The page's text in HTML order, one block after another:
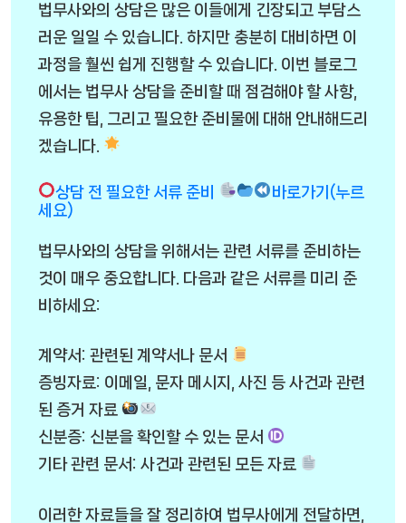
법무사와의 상담은 많은 이들에게 긴장되고 부담스
러운 일일 수 있습니다. 하지만 충분히 대비하면 이
과정을 훨씬 쉽게 진행할 수 있습니다. 이번 블로그
에서는 법무사 상담을 준비할 때 점검해야 할 사항,
유용한 팁, 그리고 필요한 준비물에 대해 안내해드리
겠습니다.
상담 전 필요한 서류 준비
바로가기(누르
세요)
법무사와의 상담을 위해서는 관련 서류를 준비하는
것이 매우 중요합니다. 다음과 같은 서류를 미리 준
비하세요:
계약서: 관련된 계약서나 문서
증빙자료: 이메일, 문자 메시지, 사진 등 사건과 관련
된 증거 자료
신분증: 신분을 확인할 수 있는 문서
기타 관련 문서: 사건과 관련된 모든 자료
이러한 자료들을 잘 정리하여 법무사에게 전달하면,